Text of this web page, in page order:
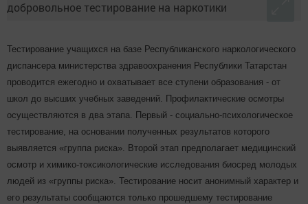
Тестирование учащихся на базе Республиканского наркологического
диспансера министерства здравоохранения Республики Татарстан
проводится ежегодно и охватывает все ступени образования - от
школ до высших учебных заведений. Профилактические осмотры
осуществляются в два этапа. Первый - социально-психологическое
тестирование, на основании полученных результатов которого
выявляется «группа риска». Второй этап предполагает медицинский
осмотр и химико-токсикологические исследования биосред молодых
людей из «группы риска». Тестирование носит анонимный характер и
его результаты сообщаются только прошедшему тестирование